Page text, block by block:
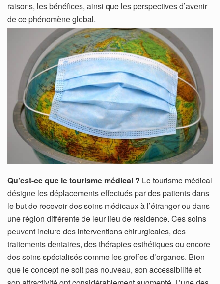
raisons, les bénéfices, ainsi que les perspectives d’avenir
de ce phénomène global.
Qu’est-ce que le tourisme médical ? Le tourisme médical
désigne les déplacements effectués par des patients dans
le but de recevoir des soins médicaux à l’étranger ou dans
une région différente de leur lieu de résidence. Ces soins
peuvent inclure des interventions chirurgicales, des
traitements dentaires, des thérapies esthétiques ou encore
des soins spécialisés comme les greffes d’organes. Bien
que le concept ne soit pas nouveau, son accessibilité et